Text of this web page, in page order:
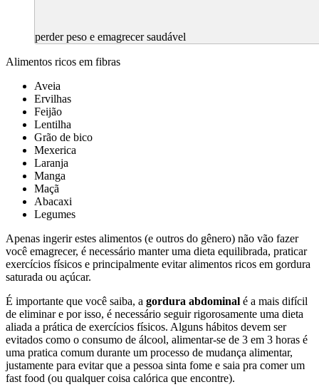
perder peso e emagrecer saudável
Alimentos ricos em fibras
Aveia
Ervilhas
Feijão
Lentilha
Grão de bico
Mexerica
Laranja
Manga
Maçã
Abacaxi
Legumes
Apenas ingerir estes alimentos (e outros do gênero) não vão fazer
você emagrecer, é necessário manter uma dieta equilibrada, praticar
exercícios físicos e principalmente evitar alimentos ricos em gordura
saturada ou açúcar.
É importante que você saiba, a gordura abdominal é a mais difícil
de eliminar e por isso, é necessário seguir rigorosamente uma dieta
aliada a prática de exercícios físicos. Alguns hábitos devem ser
evitados como o consumo de álcool, alimentar-se de 3 em 3 horas é
uma pratica comum durante um processo de mudança alimentar,
justamente para evitar que a pessoa sinta fome e saia pra comer um
fast food (ou qualquer coisa calórica que encontre).